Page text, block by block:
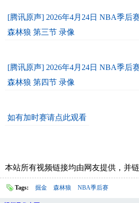
[腾讯原声] 2026年4月24日 NBA季后
森林狼 第三节 录像
[腾讯原声] 2026年4月24日 NBA季后
森林狼 第四节 录像
如有加时赛请点此观看
本站所有视频链接均由网友提供，并
Tags: 掘金 森林狼 NBA季后赛